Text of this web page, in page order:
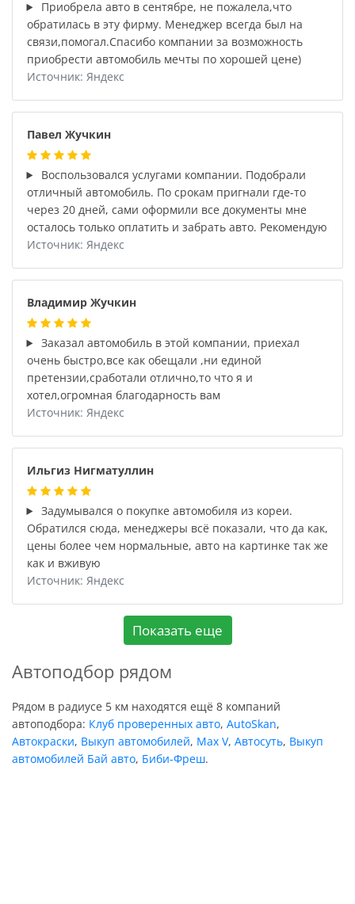
Приобрела авто в сентябре, не пожалела,что
обратилась в эту фирму. Менеджер всегда был на
связи,помогал.Спасибо компании за возможность
приобрести автомобиль мечты по хорошей цене)
Источник: Яндекс
Павел Жучкин
Воспользовался услугами компании. Подобрали
отличный автомобиль. По срокам пригнали где-то
через 20 дней, сами оформили все документы мне
осталось только оплатить и забрать авто. Рекомендую
Источник: Яндекс
Владимир Жучкин
Заказал автомобиль в этой компании, приехал
очень быстро,все как обещали ,ни единой
претензии,сработали отлично,то что я и
хотел,огромная благодарность вам
Источник: Яндекс
Ильгиз Нигматуллин
Задумывался о покупке автомобиля из кореи.
Обратился сюда, менеджеры всё показали, что да как,
цены более чем нормальные, авто на картинке так же
как и вживую
Источник: Яндекс
Показать еще
Автоподбор рядом
Рядом в радиусе 5 км находятся ещё 8 компаний
автоподбора: Клуб проверенных авто, AutoSkan,
Автокраски, Выкуп автомобилей, Max V, Автосуть, Выкуп
автомобилей Бай авто, Биби-Фреш.